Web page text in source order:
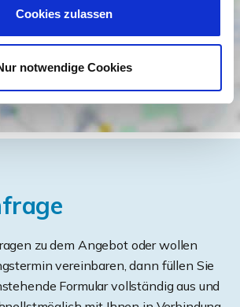
Cookies zulassen
notwendige Cookies
zu dem Angebot oder wollen
vereinbaren, dann füllen Sie
Formular vollständig aus und